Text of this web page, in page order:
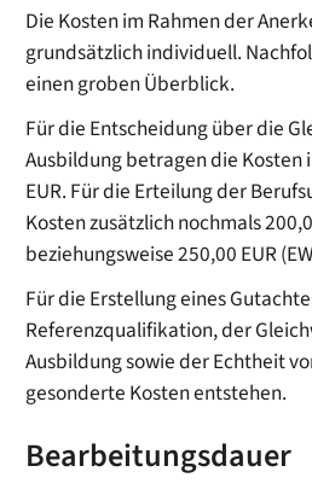
Die Kosten im Rahmen der
grundsätzlich individuell.
einen groben Überblick.
Für die Entscheidung über die
Ausbildung betragen die Kosten
EUR. Für die Erteilung der
Kosten zusätzlich nochmals
beziehungsweise 250,00 EUR
Für die Erstellung eines
Referenzqualifikation, der
Ausbildung sowie der Echtheit
gesonderte Kosten entstehen.
Bearbeitungsdauer